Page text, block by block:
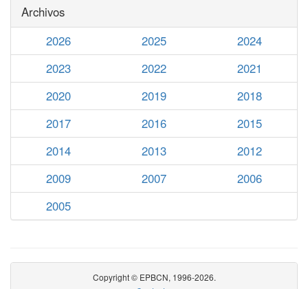
Archivos
2026
2025
2024
2023
2022
2021
2020
2019
2018
2017
2016
2015
2014
2013
2012
2009
2007
2006
2005
Copyright © EPBCN, 1996-2026.